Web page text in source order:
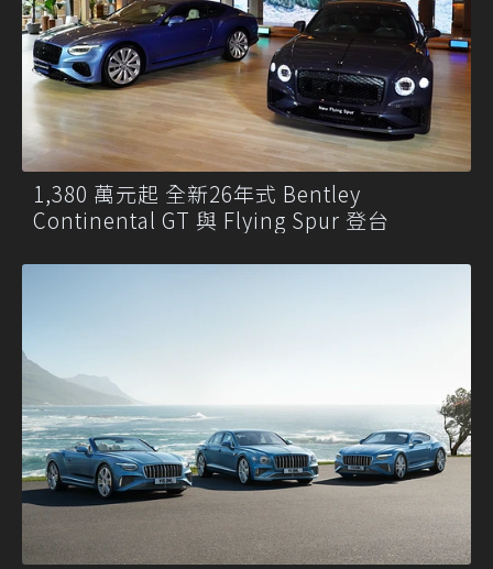
1,380 萬元起 全新26年式 Bentley
Continental GT 與 Flying Spur 登台